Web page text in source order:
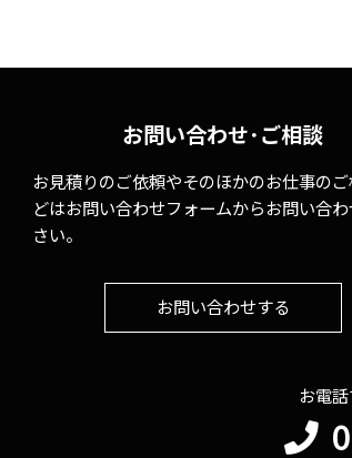
お問い合わせ･ご相談
お見積りのご依頼やそのほかのお仕事の
どはお問い合わせフォームからお問い合
さい。
お問い合わせする
お電